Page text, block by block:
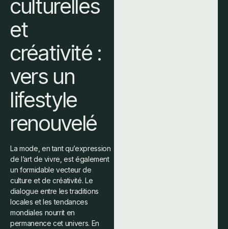
culturelles
et
créativité :
vers un
lifestyle
renouvelé
La mode, en tant qu’expression
de l’art de vivre, est également
un formidable vecteur de
culture et de créativité. Le
dialogue entre les traditions
locales et les tendances
mondiales nourrit en
permanence cet univers. En